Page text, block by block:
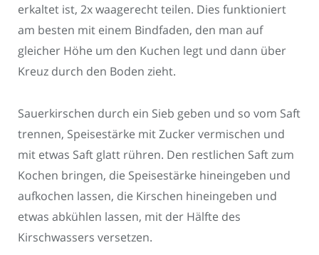
erkaltet ist, 2x waagerecht teilen. Dies funktioniert
am besten mit einem Bindfaden, den man auf
gleicher Höhe um den Kuchen legt und dann über
Kreuz durch den Boden zieht.
Sauerkirschen durch ein Sieb geben und so vom Saft
trennen, Speisestärke mit Zucker vermischen und
mit etwas Saft glatt rühren. Den restlichen Saft zum
Kochen bringen, die Speisestärke hineingeben und
aufkochen lassen, die Kirschen hineingeben und
etwas abkühlen lassen, mit der Hälfte des
Kirschwassers versetzen.